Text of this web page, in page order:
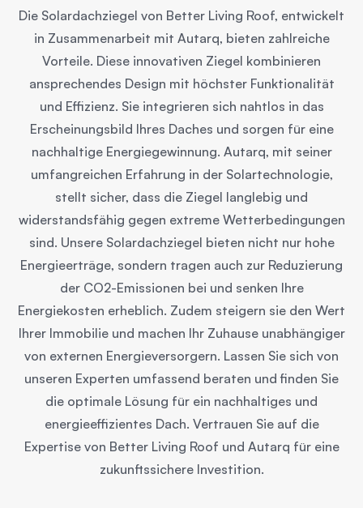
Die Solardachziegel von Better Living Roof, entwickelt
in Zusammenarbeit mit Autarq, bieten zahlreiche
Vorteile. Diese innovativen Ziegel kombinieren
ansprechendes Design mit höchster Funktionalität
und Effizienz. Sie integrieren sich nahtlos in das
Erscheinungsbild Ihres Daches und sorgen für eine
nachhaltige Energiegewinnung. Autarq, mit seiner
umfangreichen Erfahrung in der Solartechnologie,
stellt sicher, dass die Ziegel langlebig und
widerstandsfähig gegen extreme Wetterbedingungen
sind. Unsere Solardachziegel bieten nicht nur hohe
Energieerträge, sondern tragen auch zur Reduzierung
der CO2-Emissionen bei und senken Ihre
Energiekosten erheblich. Zudem steigern sie den Wert
Ihrer Immobilie und machen Ihr Zuhause unabhängiger
von externen Energieversorgern. Lassen Sie sich von
unseren Experten umfassend beraten und finden Sie
die optimale Lösung für ein nachhaltiges und
energieeffizientes Dach. Vertrauen Sie auf die
Expertise von Better Living Roof und Autarq für eine
zukunftssichere Investition.